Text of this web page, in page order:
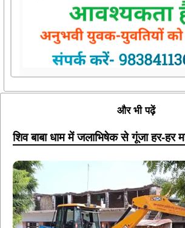
और भी पढ़ें
शिव बाबा धाम में जलाभिषेक से गूंजा हर-हर